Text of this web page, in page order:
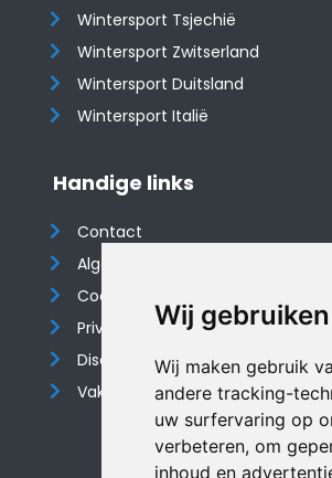
Wij
Wij maken gebruik
andere tracking-
uw surfervaring op
verbeteren, om
inhoud en
Wintersport Tsjechië
Wintersport Zwitserland
Wintersport Duitsland
Wintersport Italië
Handige links
Contact
Algemene voorwaarden
Cookieverklaring
Privacyverklaring
Disclaimer
Vakantiehuis website